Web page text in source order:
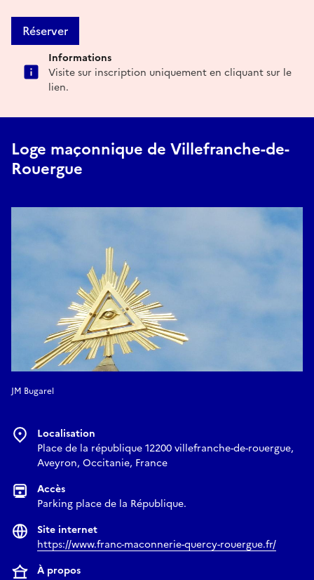
Réserver
Informations
Visite sur inscription uniquement en cliquant sur le
lien.
Loge maçonnique de Villefranche-de-
Rouergue
JM Bugarel
Localisation
Place de la république 12200 villefranche-de-rouergue,
Aveyron, Occitanie, France
Accès
Parking place de la République.
Site internet
https://www.franc-maconnerie-quercy-rouergue.fr/
À propos